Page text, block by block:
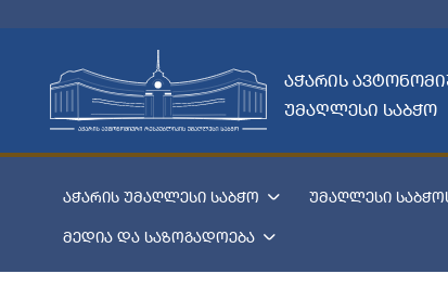
აჭარის
უმაღლესი საბჭო
აჭარის უმაღლესი საბჭო უმაღლესი
მედია და საზოგადოება